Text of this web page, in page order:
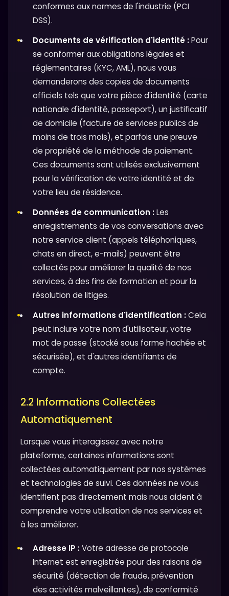
conformes aux normes de l'industrie (PCI
DSS).
Documents de vérification d'identité :Pour
se conformer aux obligations légales et
réglementaires (KYC, AML), nous vous
demanderons des copies de documents
officiels tels que votre pièce d'identité (carte
nationale d'identité, passeport), un justificatif
de domicile (facture de services publics de
moins de trois mois), et parfois une preuve
de propriété de la méthode de paiement.
Ces documents sont utilisés exclusivement
pour la vérification de votre identité et de
votre lieu de résidence.
Données de communication :Les
enregistrements de vos conversations avec
notre service client (appels téléphoniques,
chats en direct, e-mails) peuvent être
collectés pour améliorer la qualité de nos
services, à des fins de formation et pour la
résolution de litiges.
Autres informations d'identification :Cela
peut inclure votre nom d'utilisateur, votre
mot de passe (stocké sous forme hachée et
sécurisée), et d'autres identifiants de
compte.
2.2 Informations Collectées
Automatiquement
Lorsque vous interagissez avec notre
plateforme, certaines informations sont
collectées automatiquement par nos systèmes
et technologies de suivi. Ces données ne vous
identifient pas directement mais nous aident à
comprendre votre utilisation de nos services et
à les améliorer.
Adresse IP :Votre adresse de protocole
Internet est enregistrée pour des raisons de
sécurité (détection de fraude, prévention
des activités malveillantes), de conformité